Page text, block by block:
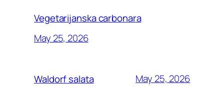
Vegetarijanska carbonara
May 25, 2026
Waldorf salata May 25, 2026